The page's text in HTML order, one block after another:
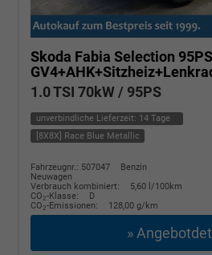
Skoda Fabia Selection 95PS
1.0 TSI 70kW / 95PS
unverbindliche Lieferzeit: 14 Tage
[8X8X] Race Blue Metallic
Fahrzeugnr.: 507047
Benzin
Neuwagen
Verbrauch kombiniert:
5,60 l/100km
CO2-Klasse:
D
CO2-Emissionen: 128,00 g/km
»